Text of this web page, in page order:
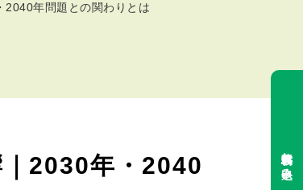
無料体験お申込み
2040年問題との関わりとは
2030年・2040